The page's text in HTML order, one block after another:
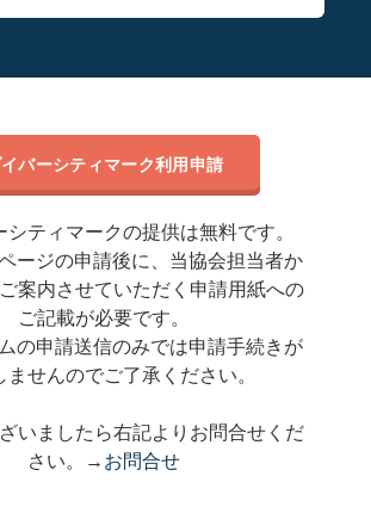
ティマークの提供は無料です。
ージの申請後に、当協会担当者か
案内させていただく申請用紙への
ご記載が必要です。
の申請送信のみでは申請手続きが
ませんのでご了承ください。
いましたら右記よりお問合せくだ
さい。→お問合せ